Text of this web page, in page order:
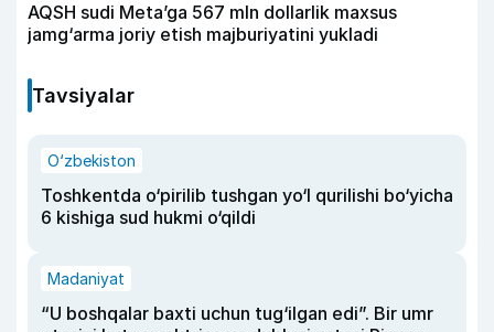
AQSH sudi Meta’ga 567 mln dollarlik maxsus
jamg‘arma joriy etish majburiyatini yukladi
Tavsiyalar
O‘zbekiston
Toshkentda o‘pirilib tushgan yo‘l qurilishi bo‘yicha
6 kishiga sud hukmi o‘qildi
Madaniyat
“U boshqalar baxti uchun tug‘ilgan edi”. Bir umr